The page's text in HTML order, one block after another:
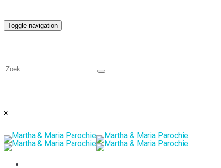
Toggle navigation
×